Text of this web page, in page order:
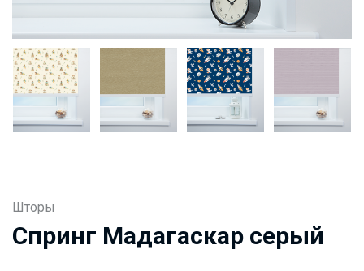
Шторы
Спринг Мадагаскар серый